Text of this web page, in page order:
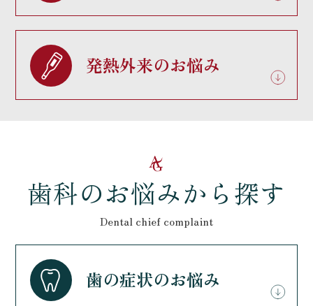
発熱外来のお悩み
歯科のお悩みから探す
Dental chief complaint
歯の症状のお悩み